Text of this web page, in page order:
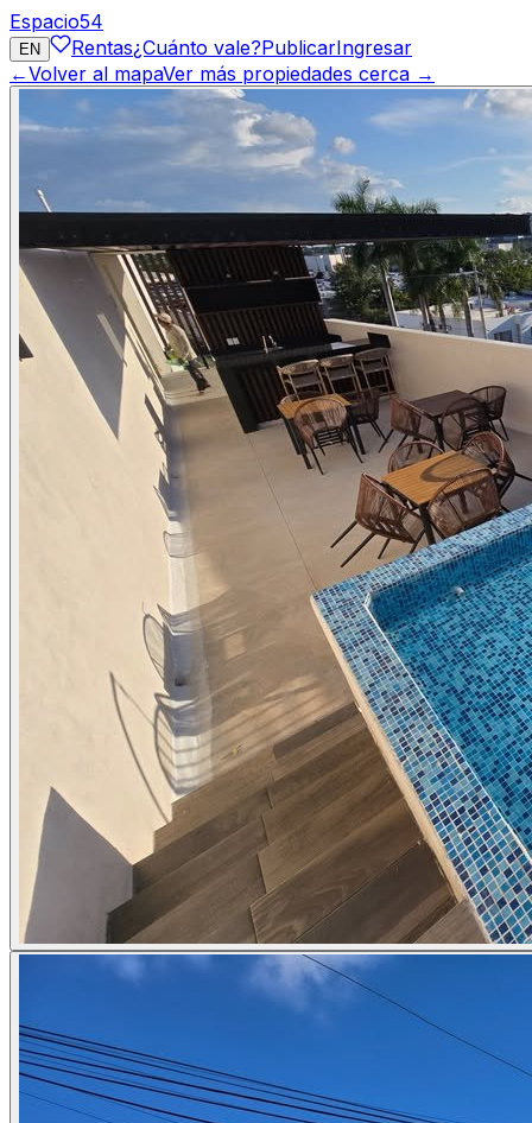
Espacio54
EN Rentas¿Cuánto vale?PublicarIngresar
←Volver al mapaVer más propiedades cerca →